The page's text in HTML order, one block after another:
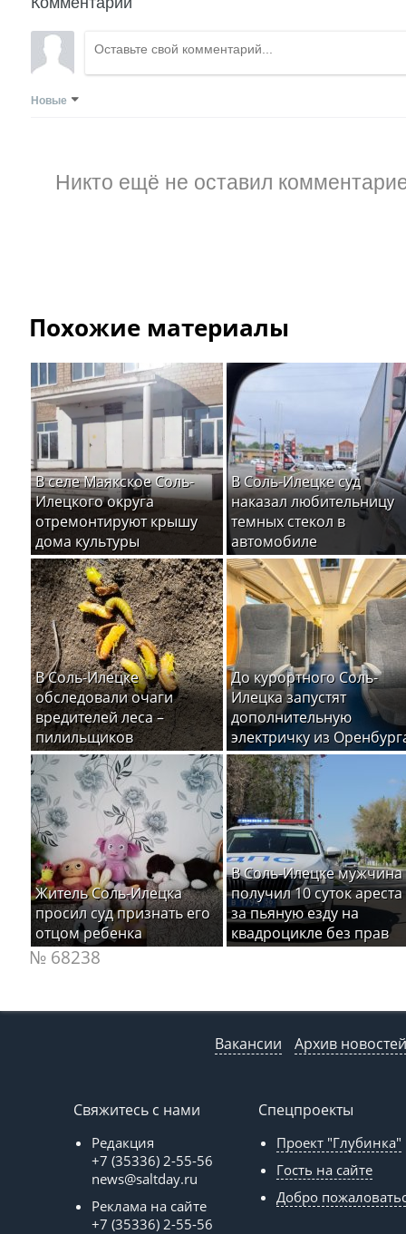
Новые
Никто ещё не оставил
Похожие материалы
В селе Маякское Соль-
Илецкого округа
отремонтируют крышу
дома культуры
В Соль-Илецке суд
наказал любительницу
темных стекол в
автомобиле
В Соль-Илецке
обследовали очаги
вредителей леса –
пилильщиков
До курортного Соль-
Илецка запустят
дополнительную
электричку из
Житель Соль-Илецка
просил суд признать его
отцом ребенка
В Соль-Илецке мужчина
получил 10 суток ареста
за пьяную езду на
квадроцикле без прав
№ 68238
Вакансии Архив новостей
Свяжитесь с нами
Редакция
+7 (35336) 2-55-56
news@saltday.ru
Реклама на сайте
+7 (35336) 2-55-56
Спецпроекты
Проект "Глубинка"
Гость на сайте
Добро